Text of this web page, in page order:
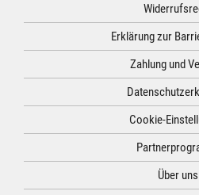
Erklärung zur
Zahlung und
Cookie-
Über uns